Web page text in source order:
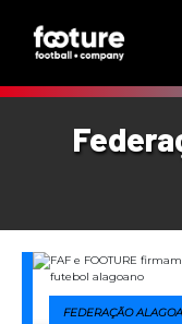
FEDERAÇÃO